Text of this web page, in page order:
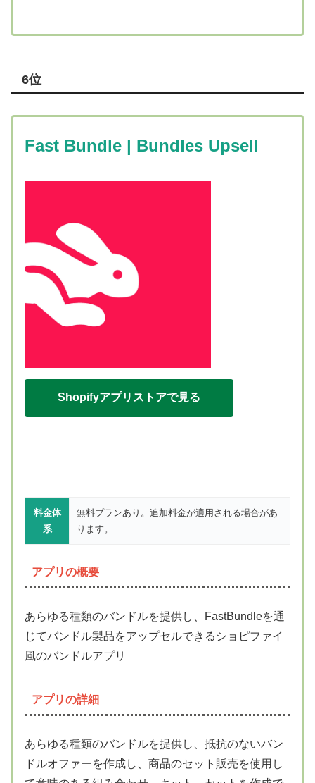
6位
Fast Bundle | Bundles Upsell
Shopifyアプリストアで見る
料金体
系
無料プランあり。追加料金が適用される場合があ
ります。
アプリの概要
あらゆる種類のバンドルを提供し、FastBundleを通
じてバンドル製品をアップセルできるショピファイ
風のバンドルアプリ
アプリの詳細
あらゆる種類のバンドルを提供し、抵抗のないバン
ドルオファーを作成し、商品のセット販売を使用し